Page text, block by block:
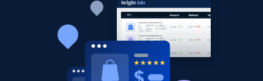
specified keywords
URL, Product id, Listing inventory id, Title, Rating,
Reviews count shop, Reviews count item, Initial